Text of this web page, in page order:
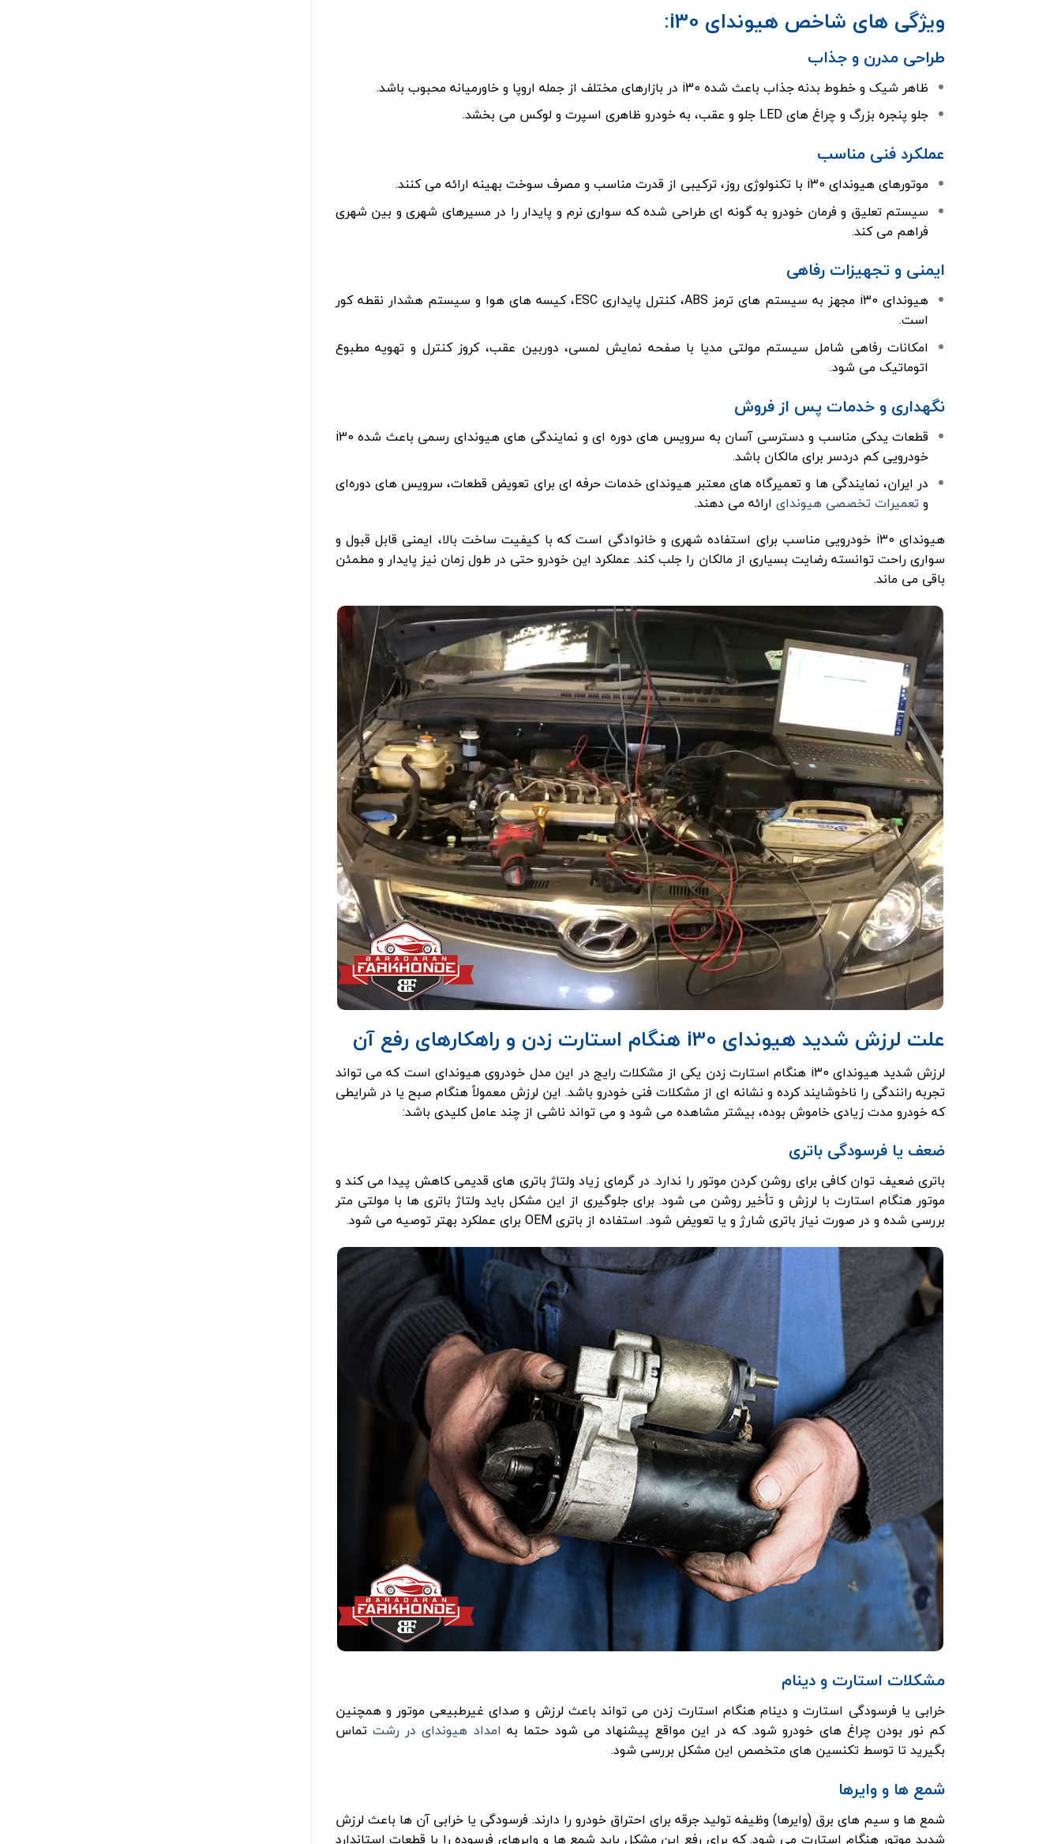
ویژگی های شاخص هیوندای i30:
طراحی مدرن و جذاب
ظاهر شیک و خطوط بدنه جذاب باعث شده i30 در بازارهای مختلف از جمله اروپا و خاورمیانه محبوب باشد.
جلو پنجره بزرگ و چراغ های LED جلو و عقب، به خودرو ظاهری اسپرت و لوکس می بخشد.
عملکرد فنی مناسب
موتورهای هیوندای i30 با تکنولوژی روز، ترکیبی از قدرت مناسب و مصرف سوخت بهینه ارائه می کنند.
سیستم تعلیق و فرمان خودرو به گونه ای طراحی شده که سواری نرم و پایدار را در مسیرهای شهری و بین شهری
فراهم می کند.
ایمنی و تجهیزات رفاهی
هیوندای i30 مجهز به سیستم های ترمز ABS، کنترل پایداری ESC، کیسه های هوا و سیستم هشدار نقطه کور
است.
امکانات رفاهی شامل سیستم مولتی مدیا با صفحه نمایش لمسی، دوربین عقب، کروز کنترل و تهویه مطبوع
اتوماتیک می شود.
نگهداری و خدمات پس از فروش
قطعات یدکی مناسب و دسترسی آسان به سرویس های دوره ای و نمایندگی های هیوندای رسمی باعث شده i30
خودرویی کم دردسر برای مالکان باشد.
در ایران، نمایندگی ها و تعمیرگاه های معتبر هیوندای خدمات حرفه ای برای تعویض قطعات، سرویس های دوره‌ای
وتعمیرات تخصصی هیوندایارائه می دهند.
هیوندای i30 خودرویی مناسب برای استفاده شهری و خانوادگی است که با کیفیت ساخت بالا، ایمنی قابل قبول و
سواری راحت توانسته رضایت بسیاری از مالکان را جلب کند. عملکرد این خودرو حتی در طول زمان نیز پایدار و مطمئن
باقی می ماند.
علت لرزش شدید هیوندای i30 هنگام استارت زدن و راهکارهای رفع آن
لرزش شدید هیوندای i30 هنگام استارت زدن یکی از مشکلات رایج در این مدل خودروی هیوندای است که می تواند
تجربه رانندگی را ناخوشایند کرده و نشانه ای از مشکلات فنی خودرو باشد. این لرزش معمولاً هنگام صبح یا در شرایطی
که خودرو مدت زیادی خاموش بوده، بیشتر مشاهده می شود و می تواند ناشی از چند عامل کلیدی باشد:
ضعف یا فرسودگی باتری
باتری ضعیف توان کافی برای روشن کردن موتور را ندارد. در گرمای زیاد ولتاژ باتری های قدیمی کاهش پیدا می کند و
موتور هنگام استارت با لرزش و تأخیر روشن می شود. برای جلوگیری از این مشکل باید ولتاژ باتری ها با مولتی متر
بررسی شده و در صورت نیاز باتری شارژ و یا تعویض شود. استفاده از باتری OEM برای عملکرد بهتر توصیه می شود.
مشکلات استارت و دینام
خرابی یا فرسودگی استارت و دینام هنگام استارت زدن می تواند باعث لرزش و صدای غیرطبیعی موتور و همچنین
کم نور بودن چراغ های خودرو شود. که در این مواقع پیشنهاد می شود حتما به امداد هیوندای در رشت تماس
بگیرید تا توسط تکنسین های متخصص این مشکل بررسی شود.
شمع ها و وایرها
شمع ها و سیم های برق (وایرها) وظیفه تولید جرقه برای احتراق خودرو را دارند. فرسودگی یا خرابی آن ها باعث لرزش
شدید موتور هنگام استارت می شود. که برای رفع این مشکل باید شمع ها و وایرهای فرسوده را با قطعات استاندارد